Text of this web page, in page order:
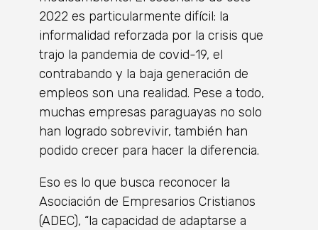
2022 es particularmente difícil: la
informalidad reforzada por la crisis que
trajo la pandemia de covid-19, el
contrabando y la baja generación de
empleos son una realidad. Pese a todo,
muchas empresas paraguayas no solo
han logrado sobrevivir, también han
podido crecer para hacer la diferencia.
Eso es lo que busca reconocer la
Asociación de Empresarios Cristianos
(ADEC), “la capacidad de adaptarse a